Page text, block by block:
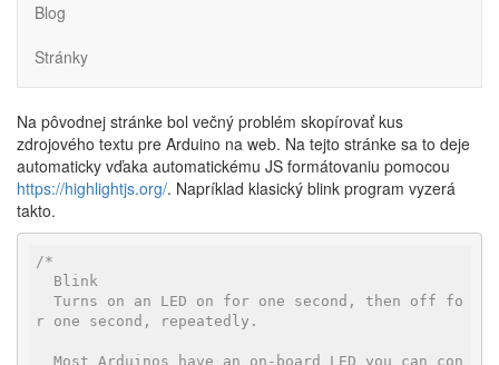
Blog
Stránky
Na pôvodnej stránke bol večný problém skopírovať kus
zdrojového textu pre Arduino na web. Na tejto stránke sa to deje
automaticky vďaka automatickému JS formátovaniu pomocou
https://highlightjs.org/. Napríklad klasický blink program vyzerá
takto.
/*
r one second, repeatedly.